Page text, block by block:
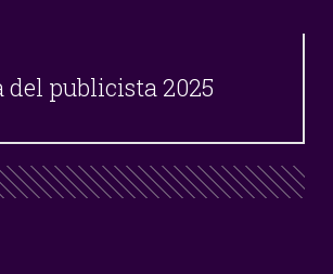
del publicista 2025